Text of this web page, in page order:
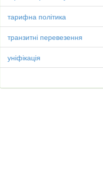
тарифна політика
транзитні перевезення
уніфікація